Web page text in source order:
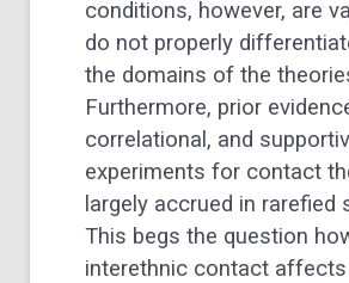
conditions, however, are
do not properly
the domains of the
Furthermore, prior
correlational, and
experiments for contact
largely accrued in rarefied
This begs the question
interethnic contact affects